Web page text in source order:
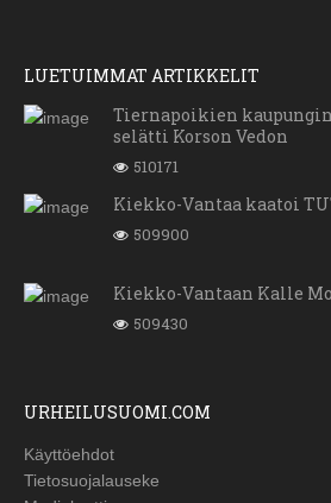
LUETUIMMAT ARTIKKELIT
Tiernapoikien
selätti Korson Vedon
510171
Kiekko-Vantaa kaatoi
509900
Kiekko-Vantaan Kalle
509430
URHEILUSUOMI.COM
Käyttöehdot
Tietosuojalauseke